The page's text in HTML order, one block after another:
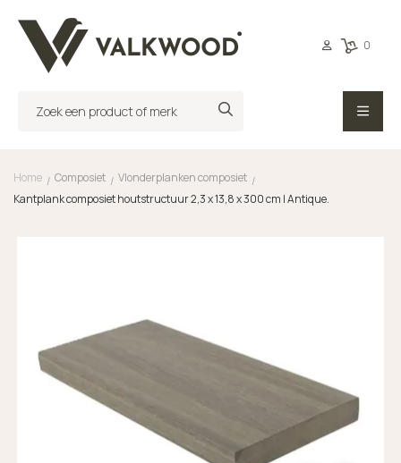
0
Home / Composiet / Vlonderplanken composiet /
Kantplank composiet houtstructuur 2,3 x 13,8 x 300 cm | Antique.